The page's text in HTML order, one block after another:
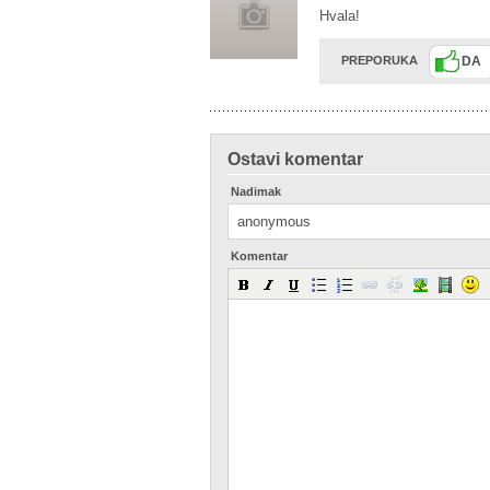
Hvala!
PREPORUKA DA
Ostavi komentar
Nadimak
Komentar